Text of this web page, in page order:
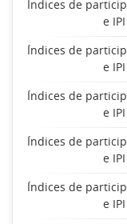
Índices de
e
Índices de
e
Índices de
e
Índices de
e
Índices de
e